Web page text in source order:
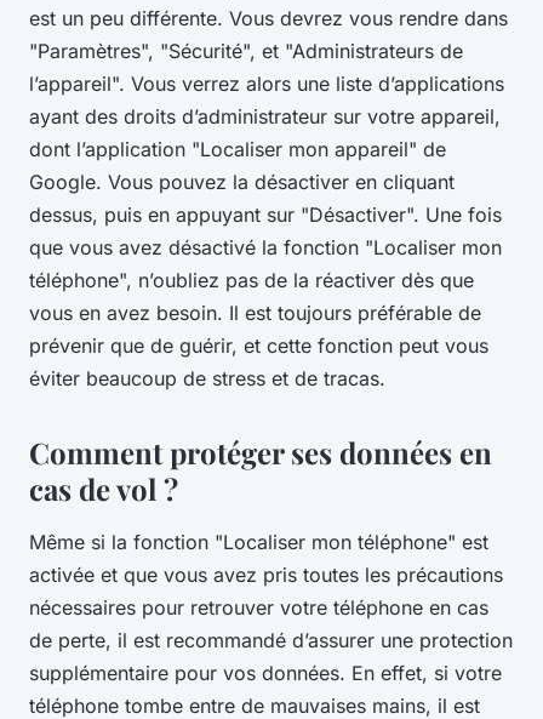
est un peu différente. Vous devrez vous rendre dans
"Paramètres", "Sécurité", et "Administrateurs de
l’appareil". Vous verrez alors une liste d’applications
ayant des droits d’administrateur sur votre appareil,
dont l’application "Localiser mon appareil" de
Google. Vous pouvez la désactiver en cliquant
dessus, puis en appuyant sur "Désactiver". Une fois
que vous avez désactivé la fonction "Localiser mon
téléphone", n’oubliez pas de la réactiver dès que
vous en avez besoin. Il est toujours préférable de
prévenir que de guérir, et cette fonction peut vous
éviter beaucoup de stress et de tracas.
Comment protéger ses données en
cas de vol ?
Même si la fonction "Localiser mon téléphone" est
activée et que vous avez pris toutes les précautions
nécessaires pour retrouver votre téléphone en cas
de perte, il est recommandé d’assurer une protection
supplémentaire pour vos données. En effet, si votre
téléphone tombe entre de mauvaises mains, il est